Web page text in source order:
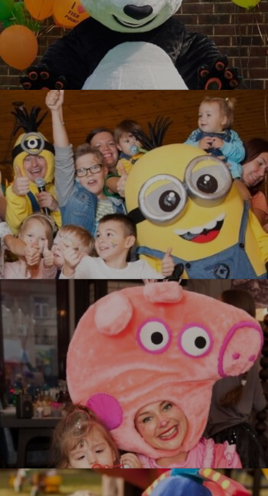
УЗНАТЬ БОЛЬШЕ
Кунг-фу Панда
УЗНАТЬ БОЛЬШЕ
Миньоны
Свинка Пеппа